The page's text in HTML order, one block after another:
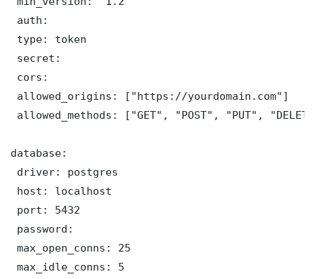
auth:
type: token
secret:
cors:
allowed_origins: ["https://yourdomain.com"]
allowed_methods: ["GET", "POST", "PUT",
database:
driver: postgres
host: localhost
port: 5432
password:
max_open_conns: 25
max_idle_conns: 5